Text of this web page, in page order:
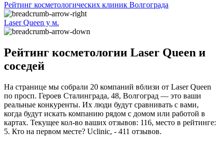
Рейтинг косметологических клиник Волгограда
Laser Queen у м.
Рейтинг косметологии Laser Queen и
соседей
На странице мы собрали 20 компаний вблизи от Laser Queen
по просп. Героев Сталинграда, 48, Волгоград — это ваши
реальные конкуренты. Их люди будут сравнивать с вами,
когда будут искать компанию рядом с домом или работой в
картах. Текущее кол-во ваших отзывов: 116, место в рейтинге:
5. Кто на первом месте? Uclinic, - 411 отзывов.